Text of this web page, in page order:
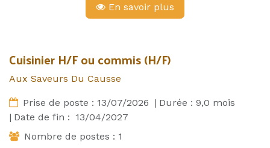
En savoir plus
Cuisinier H/F ou commis (H/F)
Aux Saveurs Du Causse
Prise de poste : 13/07/2026 | Durée : 9,0 mois
| Date de fin : 13/04/2027
Nombre de postes : 1